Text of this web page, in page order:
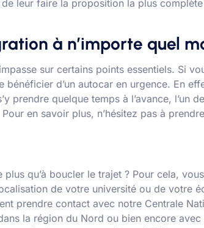
leur faire la proposition la plus
à n’importe quel
sur certains points essentiels. Si
d’un autocar en urgence. En
prendre quelque temps à l’avance, l’un
en savoir plus, n’hésitez pas à
qu’à boucler le trajet ? Pour cela,
de votre université ou de votre
prendre contact avec notre Centrale
la région du Nord ou bien encore